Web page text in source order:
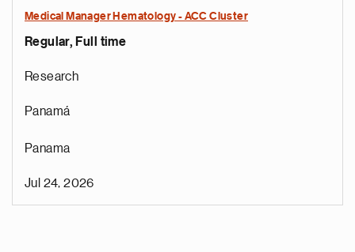
Medical Manager Hematology - ACC Cluster
Regular, Full time
Research
Panamá
Panama
Jul 24, 2026